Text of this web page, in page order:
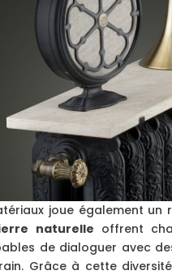
joue également un
naturelle offrent
de dialoguer avec
Grâce à cette